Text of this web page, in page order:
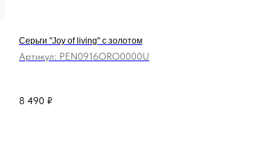
Серьги "Joy of living" с золотом
Артикул: PEN0916ORO0000U
8 490 ₽